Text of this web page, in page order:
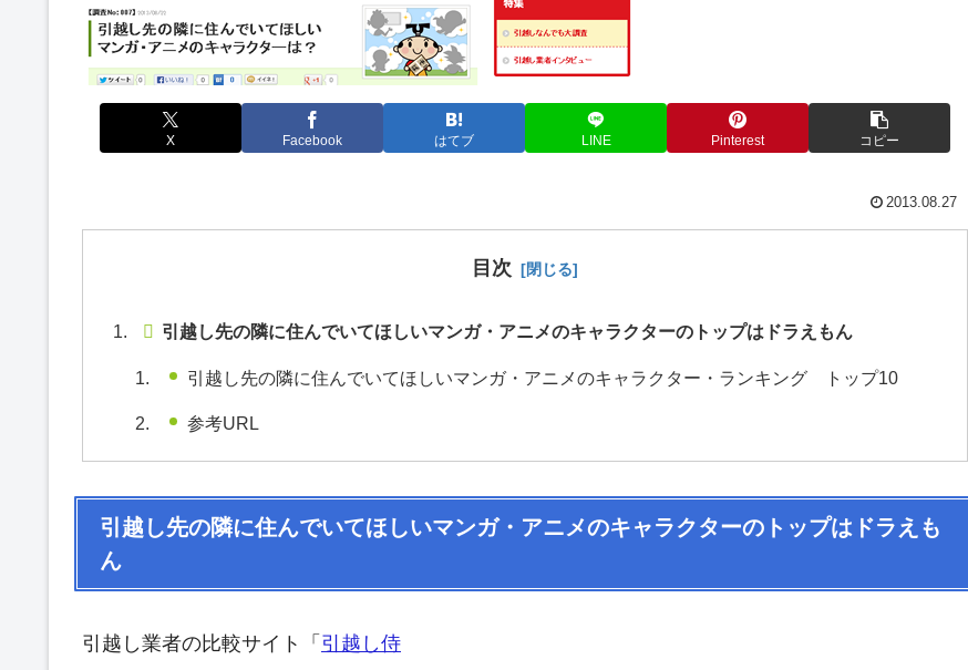
X Facebook はてブ LINE Pinterest コピー
2013.08.27
目次
引越し先の隣に住んでいてほしいマンガ・アニメのキャラクターのトップはドラえもん
引越し先の隣に住んでいてほしいマンガ・アニメのキャラクター・ランキング トップ10
参考URL
引越し先の隣に住んでいてほしいマンガ・アニメのキャラクターのトップはドラえも
ん
引越し業者の比較サイト「 引越し侍